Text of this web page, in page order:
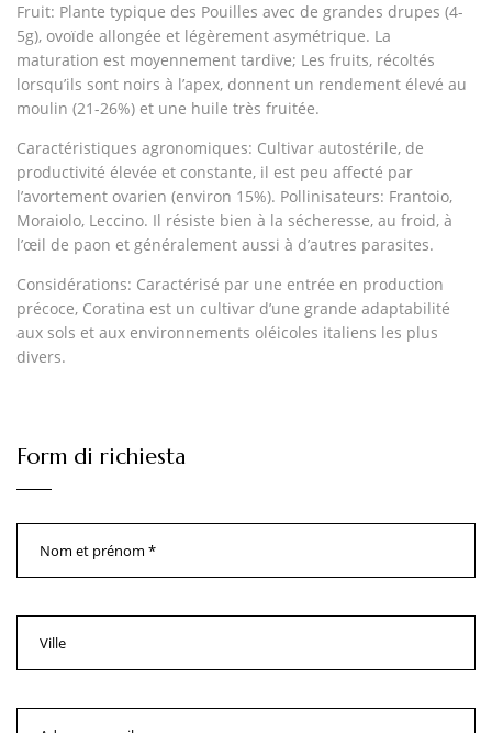
Fruit: Plante typique des Pouilles avec de grandes drupes (4-
5g), ovoïde allongée et légèrement asymétrique. La
maturation est moyennement tardive; Les fruits, récoltés
lorsqu’ils sont noirs à l’apex, donnent un rendement élevé au
moulin (21-26%) et une huile très fruitée.
Caractéristiques agronomiques: Cultivar autostérile, de
productivité élevée et constante, il est peu affecté par
l’avortement ovarien (environ 15%). Pollinisateurs: Frantoio,
Moraiolo, Leccino. Il résiste bien à la sécheresse, au froid, à
l’œil de paon et généralement aussi à d’autres parasites.
Considérations: Caractérisé par une entrée en production
précoce, Coratina est un cultivar d’une grande adaptabilité
aux sols et aux environnements oléicoles italiens les plus
divers.
Form di richiesta